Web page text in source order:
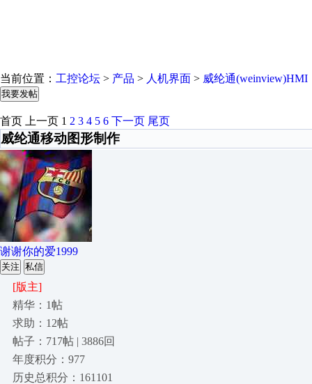
当前位置： 工控论坛 > 产品 > 人机界面 > 威纶通(weinview)HMI
我要发帖
首页 上一页 1 2 3 4 5 6 下一页 尾页
威纶通移动图形制作
谢谢你的爱1999
关注 私信
[版主]
精华：1帖
求助：12帖
帖子：717帖 | 3886回
年度积分：977
历史总积分：161101